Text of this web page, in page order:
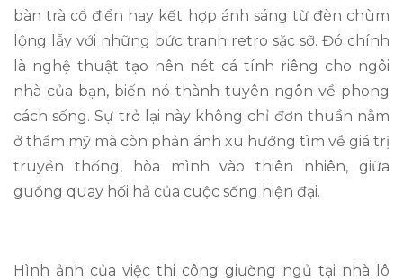
bàn trà cổ điển hay kết hợp ánh sáng từ đèn chùm
lộng lẫy với những bức tranh retro sặc sỡ. Đó chính
là nghệ thuật tạo nên nét cá tính riêng cho ngôi
nhà của bạn, biến nó thành tuyên ngôn về phong
cách sống. Sự trở lại này không chỉ đơn thuần nằm
ở thẩm mỹ mà còn phản ánh xu hướng tìm về giá trị
truyền thống, hòa mình vào thiên nhiên, giữa
guồng quay hối hả của cuộc sống hiện đại.
Hình ảnh của việc thi công giường ngủ tại nhà lô